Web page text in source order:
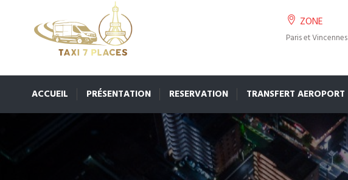
ZONE
Paris et Vincennes
ACCUEIL PRÉSENTATION RESERVATION TRANSFERT AEROPORT